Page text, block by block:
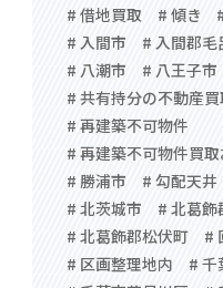
# 借地買取
# 傾き
# 入間市
# 入間郡毛
# 八潮市
# 八王子市
# 共有持分の不動産
# 再建築不可物件
# 再建築不可物件買
# 勝浦市
# 勾配天井
# 北茨城市
# 北葛飾
# 北葛飾郡松伏町
#
# 区画整理地内
# 千